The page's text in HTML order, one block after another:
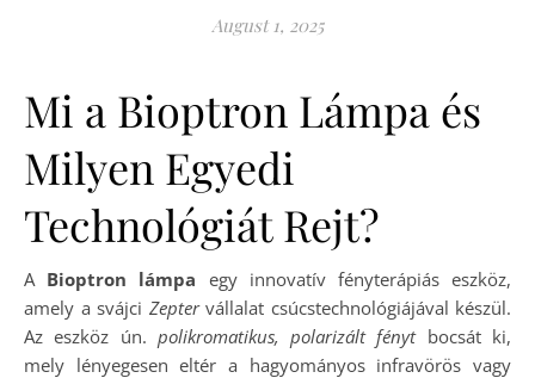
August 1, 2025
Mi a Bioptron Lámpa és
Milyen Egyedi
Technológiát Rejt?
A Bioptron lámpa egy innovatív fényterápiás eszköz,
amely a svájci Zeptervállalat csúcstechnológiájával készül.
Az eszköz ún. polikromatikus, polarizált fénytbocsát ki,
mely lényegesen eltér a hagyományos infravörös vagy